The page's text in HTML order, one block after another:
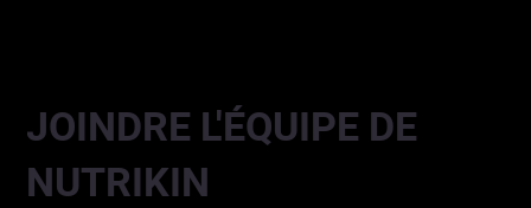
JOINDRE L'ÉQUIPE DE
NUTRIKIN